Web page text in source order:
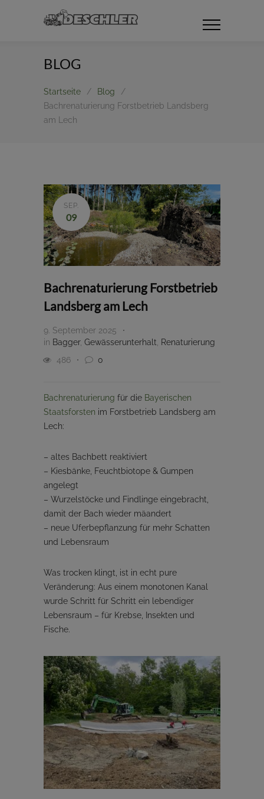
BLOG
Startseite / Blog
/
Bachrenaturierung Forstbetrieb Landsberg
am Lech
SEP.
09
Bachrenaturierung Forstbetrieb
Landsberg am Lech
9. September 2025
in Bagger, Gewässerunterhalt
Renaturierung
486
0
Bachrenaturierung für die Bayerischen
Staatsforsten im Forstbetrieb Landsberg am
Lech:
– altes Bachbett reaktiviert
– Kiesbänke, Feuchtbiotope & Gumpen
angelegt
– Wurzelstöcke und Findlinge eingebracht,
damit der Bach wieder mäandert
– neue Uferbepflanzung für mehr Schatten
und Lebensraum
Was trocken klingt, ist in echt pure
Veränderung: Aus einem monotonen Kanal
wurde Schritt für Schritt ein lebendiger
Lebensraum – für Krebse, Insekten und
Fische.